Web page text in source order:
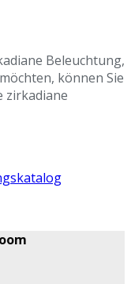
Beleuchtung,
können Sie
zirkadiane